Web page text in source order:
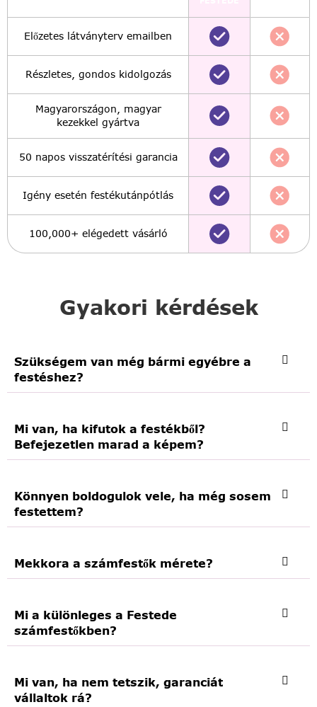
Gyakori kérdések
Szükségem van még bármi egyébre a
festéshez?
Mi van, ha kifutok a festékből?
Befejezetlen marad a képem?
Könnyen boldogulok vele, ha még sosem
festettem?
Mekkora a számfestők mérete?
Mi a különleges a Festede
számfestőkben?
Mi van, ha nem tetszik, garanciát
vállaltok rá?
Előzetes látványterv emailben
Részletes, gondos kidolgozás
Magyarországon, magyar
kezekkel gyártva
50 napos visszatérítési garancia
Igény esetén festékutánpótlás
100,000+ elégedett vásárló